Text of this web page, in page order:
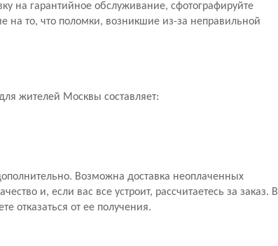
на гарантийное обслуживание, сфотографируйте
то, что поломки, возникшие из-за неправильной
жителей Москвы составляет:
Возможна доставка неоплаченных
и, если вас все устроит, рассчитаетесь за заказ. В
отказаться от ее получения.